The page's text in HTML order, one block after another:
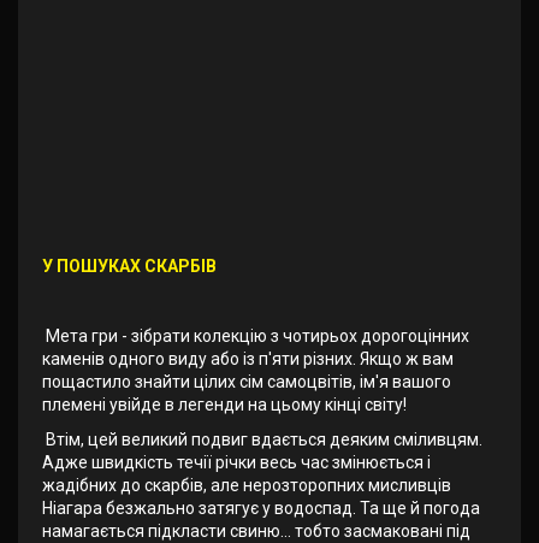
У ПОШУКАХ СКАРБІВ
Мета гри - зібрати колекцію з чотирьох дорогоцінних
каменів одного виду або із п'яти різних. Якщо ж вам
пощастило знайти цілих сім самоцвітів, ім'я вашого
племені увійде в легенди на цьому кінці світу!
Втім, цей великий подвиг вдається деяким сміливцям.
Адже швидкість течії річки весь час змінюється і
жадібних до скарбів, але нерозторопних мисливців
Ніагара безжально затягує у водоспад. Та ще й погода
намагається підкласти свиню... тобто засмаковані під